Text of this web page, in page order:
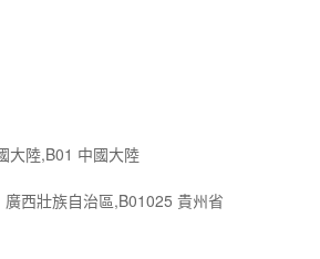
大陸,B01 中國大陸
西壯族自治區,B01025 貴州省